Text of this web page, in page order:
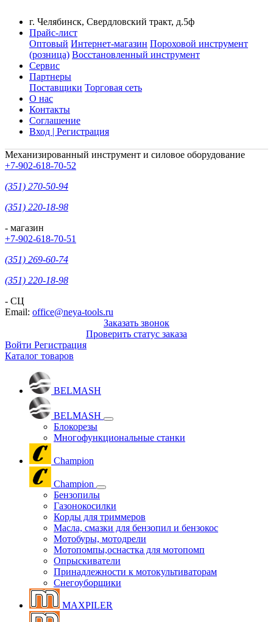
г. Челябинск, Свердловский тракт, д.5ф
Прайс-лист
Оптовый Интернет-магазин Пороховой инструмент
(розница) Восстановленный инструмент
Сервис
Партнеры
Поставщики Торговая сеть
О нас
Контакты
Соглашение
Вход | Регистрация
Механизированный инструмент и силовое оборудование
+7-902-618-70-52
(351) 270-50-94
(351) 220-18-98
- магазин
+7-902-618-70-51
(351) 269-60-74
(351) 220-18-98
- СЦ
Email: office@neya-tools.ru
Заказать звонок
Проверить статус заказа
Войти Регистрация
Каталог товаров
BELMASH
BELMASH
Блокорезы
Многофункциональные станки
Champion
Champion
Бензопилы
Газонокосилки
Корды для триммеров
Масла, смазки для бензопил и бензокос
Мотобуры, мотодрели
Мотопомпы,оснастка для мотопомп
Опрыскиватели
Принадлежности к мотокультиваторам
Снегоуборщики
MAXPILER